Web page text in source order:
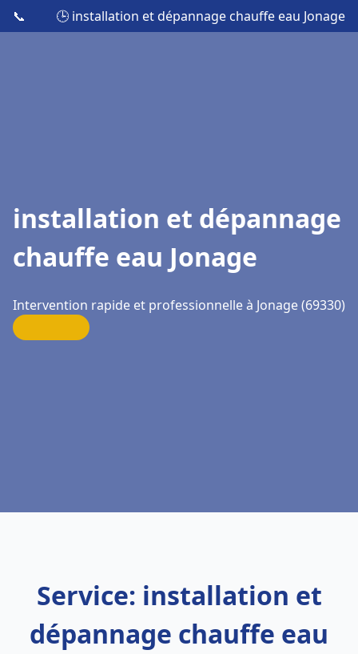
📞 🕒 installation et dépannage chauffe eau Jonage
installation et dépannage
chauffe eau Jonage
Intervention rapide et professionnelle à Jonage (69330)
Service: installation et
dépannage chauffe eau